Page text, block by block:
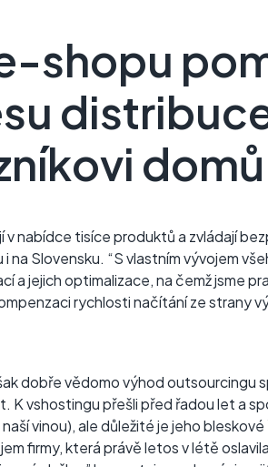
shopu
domů
nabídce tisíce produktů a zvládají
na Slovensku. “S vlastním vývojem
a jejich optimalizace, na čemž jsme
rychlosti načítání ze strany
dobře vědomo výhod outsourcingu
K vshostingu přešli před řadou let a
vinou), ale důležité je jeho
firmy, která právě letos v létě